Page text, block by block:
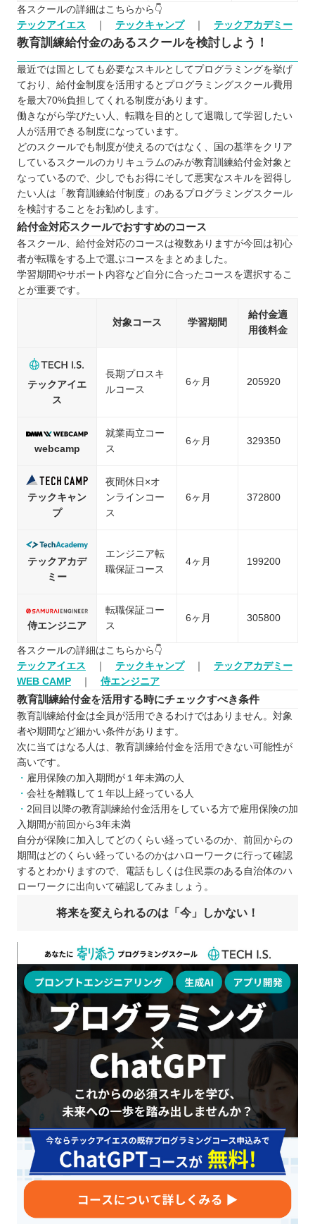
各スクールの詳細はこちらから👇
テックアイエス
テックキャンプ｜ テックアカデミー
教育訓練給付金のあるスクールを検討しよう！
最近では国としても必要なスキルとしてプログラミングを挙げ
ており、給付金制度を活用するとプログラミングスクール費用
を最大70%負担してくれる制度があります。
働きながら学びたい人、転職を目的として退職して学習したい
人が活用できる制度になっています。
どのスクールでも制度が使えるのではなく、国の基準をクリア
しているスクールのカリキュラムのみが教育訓練給付金対象と
なっているので、少しでもお得にそして悪実なスキルを習得し
たい人は「教育訓練給付制度」のあるプログラミングスクール
を検討することをお勧めします。
給付金対応スクールでおすすめのコース
各スクール、給付金対応のコースは複数ありますが今回は初心
者が転職をする上で選ぶコースをまとめました。
学習期間やサポート内容など自分に合ったコースを選択するこ
とが重要です。
対象コース 学習期間
給付金適
用後料金
テックアイエ
ス
長期プロスキ
ルコース
6ヶ月 205920
webcamp
就業両立コー
ス
6ヶ月 329350
テックキャン
プ
夜間休日×オ
ンラインコー
ス
6ヶ月 372800
テックアカデ
ミー
エンジニア転
職保証コース
4ヶ月 199200
侍エンジニア
転職保証コー
ス
6ヶ月 305800
各スクールの詳細はこちらから👇
テックアイエス
テックキャンプ｜ テックアカデミー
WEB CAMP
侍エンジニア
教育訓練給付金を活用する時にチェックすべき条件
教育訓練給付金は全員が活用できるわけではありません。対象
者や期間など細かい条件があります。
次に当てはなる人は、教育訓練給付金を活用できない可能性が
高いです。
雇用保険の加入期間が１年未満の人
会社を離職して１年以上経っている人
2回目以降の教育訓練給付金活用をしている方で雇用保険の加
入期間が前回から3年未満
自分が保険に加入してどのくらい経っているのか、前回からの
期間はどのくらい経っているのかはハローワークに行って確認
するとわかりますので、電話もしくは住民票のある自治体のハ
ローワークに出向いて確認してみましょう。
将来を変えられるのは「今」しかない！